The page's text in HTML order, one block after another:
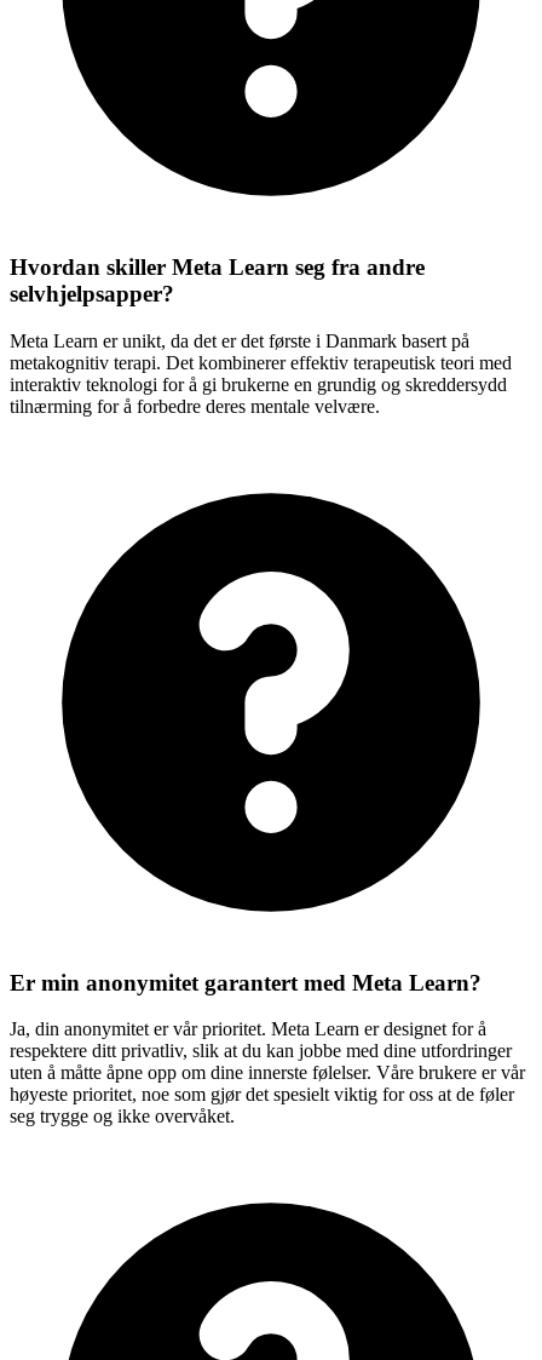
Hvordan skiller Meta Learn seg fra andre
selvhjelpsapper?
Meta Learn er unikt, da det er det første i Danmark basert på
metakognitiv terapi. Det kombinerer effektiv terapeutisk teori med
interaktiv teknologi for å gi brukerne en grundig og skreddersydd
tilnærming for å forbedre deres mentale velvære.
Er min anonymitet garantert med Meta Learn?
Ja, din anonymitet er vår prioritet. Meta Learn er designet for å
respektere ditt privatliv, slik at du kan jobbe med dine utfordringer
uten å måtte åpne opp om dine innerste følelser. Våre brukere er vår
høyeste prioritet, noe som gjør det spesielt viktig for oss at de føler
seg trygge og ikke overvåket.